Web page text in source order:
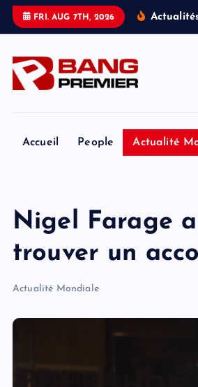
FRI. AUG 7TH, 2026
Accueil People Actualité
Nigel Farage
trouver un
Actualité Mondiale